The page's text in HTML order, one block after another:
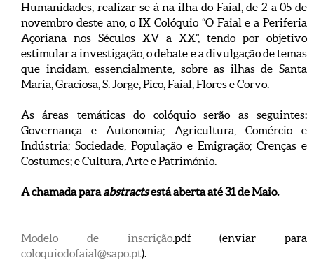
Humanidades, realizar-se-á na ilha do Faial, de 2 a 05 de
novembro deste ano, o IX Colóquio “O Faial e a Periferia
Açoriana nos Séculos XV a XX”, tendo por objetivo
estimular a investigação, o debate e a divulgação de temas
que incidam, essencialmente, sobre as ilhas de Santa
Maria, Graciosa, S. Jorge, Pico, Faial, Flores e Corvo.
As áreas temáticas do colóquio serão as seguintes:
Governança e Autonomia; Agricultura, Comércio e
Indústria; Sociedade, População e Emigração; Crenças e
Costumes; e Cultura, Arte e Património.
A chamada paraabstractsestá aberta até 31 de Maio.
Modelo de inscrição.pdf (enviar para
coloquiodofaial@sapo.pt).